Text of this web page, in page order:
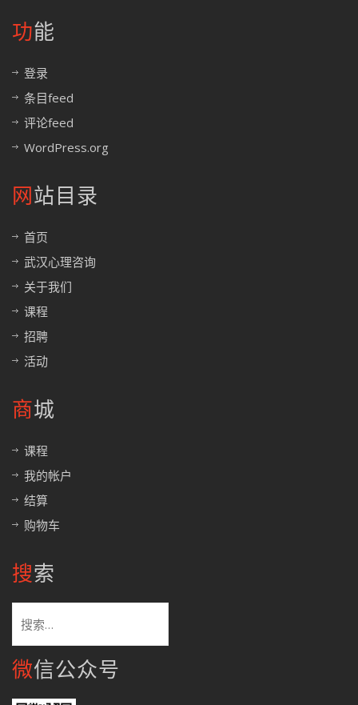
功能
登录
条目feed
评论feed
WordPress.org
网站目录
首页
武汉心理咨询
关于我们
课程
招聘
活动
商城
课程
我的帐户
结算
购物车
搜索
索：
微信公众号